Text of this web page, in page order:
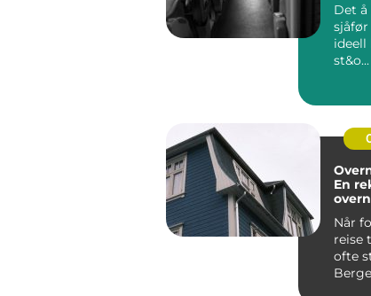
Det å
ideell
st&o...
En
Når
reise
ofte